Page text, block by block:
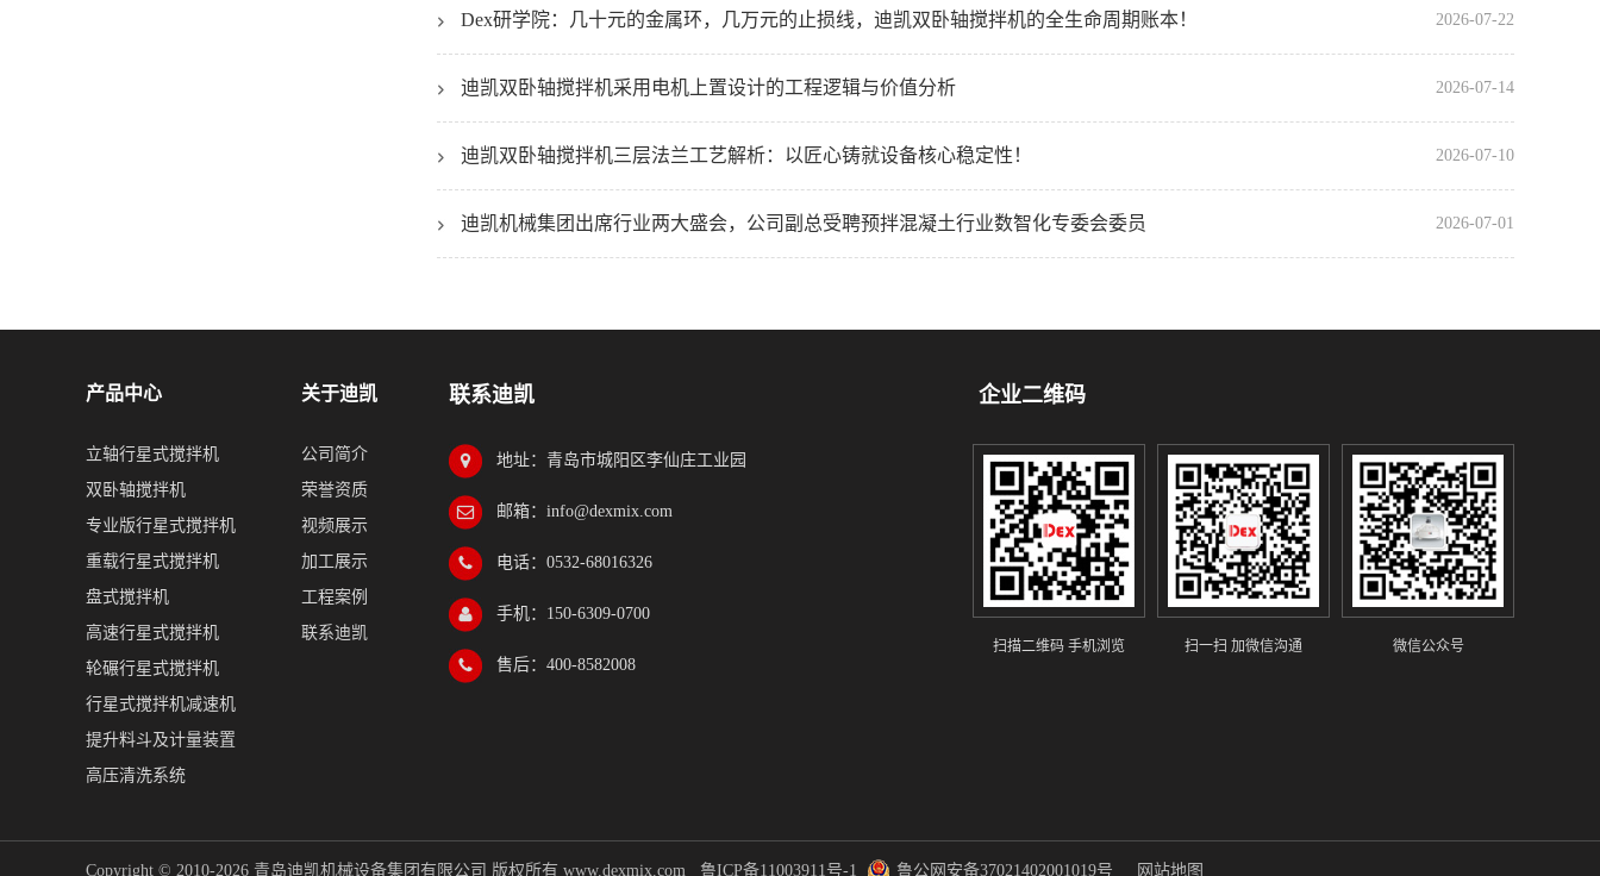
2026-07-22
Dex研学院：几十元的金属环，几万元的止损线，迪凯双卧轴搅拌机的全生命周期账本！
2026-07-14
迪凯双卧轴搅拌机采用电机上置设计的工程逻辑与价值分析
2026-07-10
迪凯双卧轴搅拌机三层法兰工艺解析：以匠心铸就设备核心稳定性！
2026-07-01
迪凯机械集团出席行业两大盛会，公司副总受聘预拌混凝土行业数智化专委会委员
产品中心
立轴行星式搅拌机
双卧轴搅拌机
专业版行星式搅拌机
重载行星式搅拌机
盘式搅拌机
高速行星式搅拌机
轮碾行星式搅拌机
行星式搅拌机减速机
提升料斗及计量装置
高压清洗系统
关于迪凯
公司简介
荣誉资质
视频展示
加工展示
工程案例
联系迪凯
联系迪凯
地址：青岛市城阳区李仙庄工业园
邮箱：info@dexmix.com
电话：0532-68016326
手机：150-6309-0700
售后：400-8582008
企业二维码
扫描二维码 手机浏览 扫一扫 加微信沟通 微信公众号
Copyright © 2010-2026 青岛迪凯机械设备集团有限公司 版权所有 www.dexmix.com 鲁ICP备11003911号-1 鲁公网安备37021402001019号 网站地图